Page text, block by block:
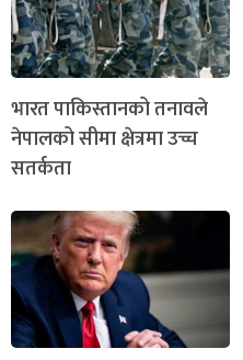
भारत पाकिस्तानको तनावले
नेपालको सीमा क्षेत्रमा उच्च
सतर्कता